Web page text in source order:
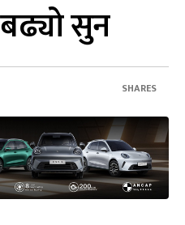
सुन
SHARES